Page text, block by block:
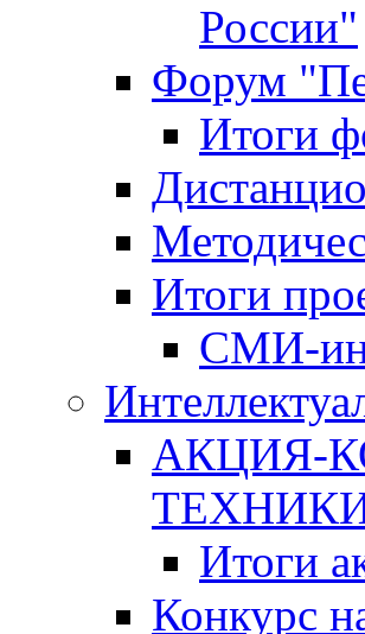
России"
Форум
Итоги
Итоги
СМИ-
АКЦИЯ-
Итоги
Конкурс